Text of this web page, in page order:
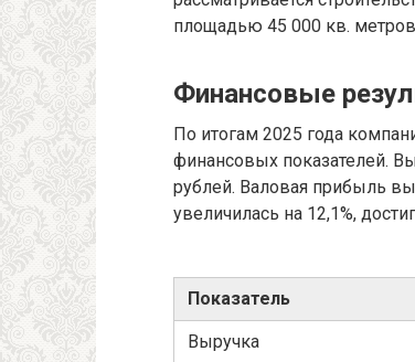
площадью 45 000 кв.
Финансовые
По итогам 2025 года
финансовых показателей.
рублей. Валовая прибыль
увеличилась на 12,1%,
Показатель
Выручка